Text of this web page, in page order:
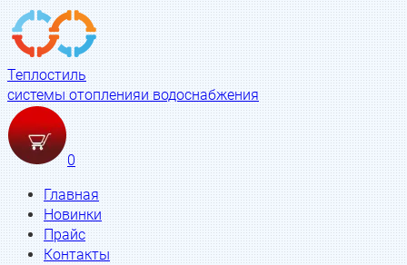
Теплостиль
системы отопленияи водоснабжения
0
Главная
Новинки
Прайс
Контакты